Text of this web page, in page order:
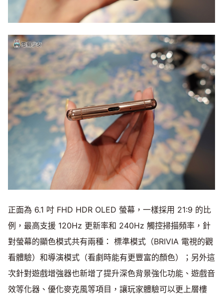
正面為 6.1 吋 FHD HDR OLED 螢幕，一樣採用 21:9 的比
例，最高支援 120Hz 更新率和 240Hz 觸控掃描頻率，針
對螢幕的顯色模式共有兩種： 標準模式（BRIVIA 電視的觀
看體驗）和導演模式（看劇時能有更豐富的顏色）；另外這
次針對遊戲增強器也新增了提升深色背景強化功能、遊戲音
效等化器、優化麥克風等項目，讓玩家體驗可以更上層樓